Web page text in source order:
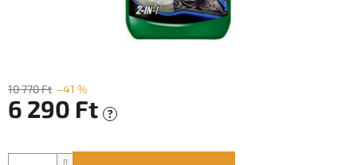
10 770 Ft –41 %
6 290 Ft ?